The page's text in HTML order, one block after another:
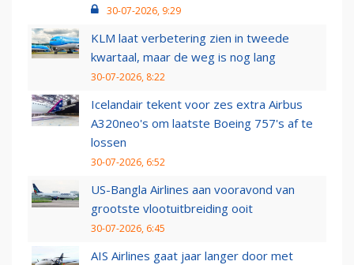
30-07-2026, 9:29
KLM laat verbetering zien in tweede
kwartaal, maar de weg is nog lang
30-07-2026, 8:22
Icelandair tekent voor zes extra Airbus
A320neo's om laatste Boeing 757's af te
lossen
30-07-2026, 6:52
US-Bangla Airlines aan vooravond van
grootste vlootuitbreiding ooit
30-07-2026, 6:45
AIS Airlines gaat jaar langer door met